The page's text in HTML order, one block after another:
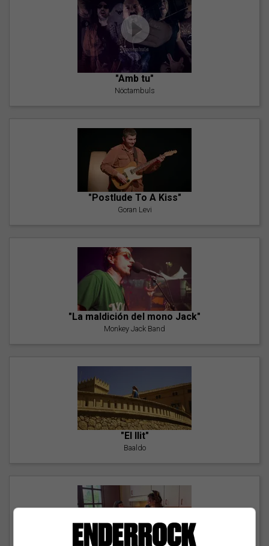
"Amb tu"
Nöctambuls
"Postlude To A Kiss"
Goran Levi
"La maldición del mono Jack"
Monkey Jack Band
"El llit"
Baaldo